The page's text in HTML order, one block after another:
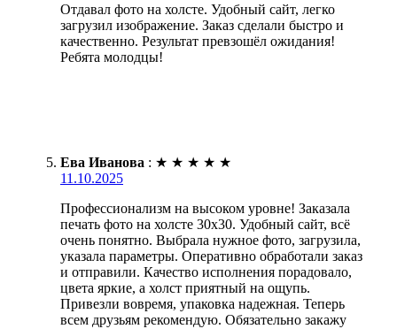
Отдавал фото на холсте. Удобный сайт, легко
загрузил изображение. Заказ сделали быстро и
качественно. Результат превзошёл ожидания!
Ребята молодцы!
Ева Иванова : ★ ★ ★ ★ ★
11.10.2025
Профессионализм на высоком уровне! Заказала
печать фото на холсте 30х30. Удобный сайт, всё
очень понятно. Выбрала нужное фото, загрузила,
указала параметры. Оперативно обработали заказ
и отправили. Качество исполнения порадовало,
цвета яркие, а холст приятный на ощупь.
Привезли вовремя, упаковка надежная. Теперь
всем друзьям рекомендую. Обязательно закажу